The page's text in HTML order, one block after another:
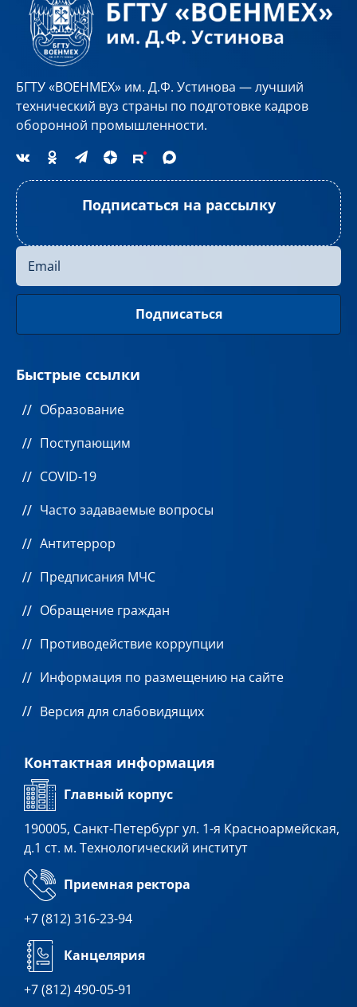
БГТУ «ВОЕНМЕХ» им. Д.Ф. Устинова — лучший
технический вуз страны по подготовке кадров
оборонной промышленности.
Подписаться на рассылку
Быстрые ссылки
Образование
Поступающим
COVID-19
Часто задаваемые вопросы
Антитеррор
Предписания МЧС
Обращение граждан
Противодействие коррупции
Информация по размещению на сайте
Версия для слабовидящих
Контактная информация
Главный корпус
190005, Санкт-Петербург ул. 1-я Красноармейская,
д.1 ст. м. Технологический институт
Приемная ректора
+7 (812) 316-23-94
Канцелярия
+7 (812) 490-05-91